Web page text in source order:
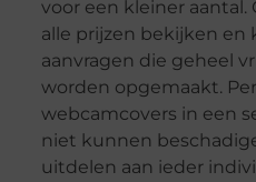
voor een kleiner aantal.
alle prijzen bekijken en
aanvragen die geheel
worden opgemaakt.
webcamcovers in een
niet kunnen
uitdelen aan ieder